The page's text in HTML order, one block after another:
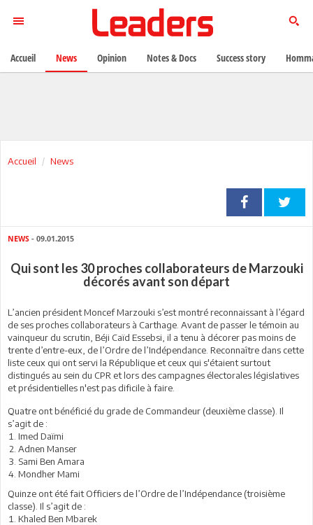
Accueil News
NEWS - 09.01.2015
Qui sont les 30 proches collaborateurs de Marzouki
décorés avant son départ
L’ancien président Moncef Marzouki s’est montré reconnaissant à l’égard
de ses proches collaborateurs à Carthage. Avant de passer le témoin au
vainqueur du scrutin, Béji Caïd Essebsi, il a tenu à décorer pas moins de
trente d’entre-eux, de l’Ordre de l’Indépendance. Reconnaître dans cette
liste ceux qui ont servi la République et ceux qui s'étaient surtout
distingués au sein du CPR et lors des campagnes électorales législatives
et présidentielles n'est pas dificile à faire.
Quatre ont bénéficié du grade de Commandeur (deuxième classe). Il
s’agit de :
Imed Daïmi
Adnen Manser
Sami Ben Amara
Mondher Mami
Quinze ont été fait Officiers de l’Ordre de l’Indépendance (troisième
classe). Il s’agit de :
Khaled Ben Mbarek
Accueil News Opinion Notes & Docs Success story